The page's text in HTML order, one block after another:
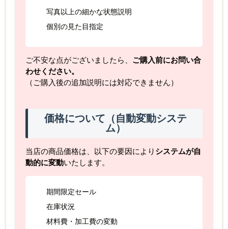
写真以上の細かな状態説明
個別の見た目指定
ご不安な点がございましたら、 ご購入前にお問い合
わせください。
（ご購入後の追加説明には対応できません）
価格について（自動変動システ
ム）
当店の商品価格は、以下の要因により システムが自
動的に変動いたします。
期間限定セール
在庫状況
材料費・加工費の変動